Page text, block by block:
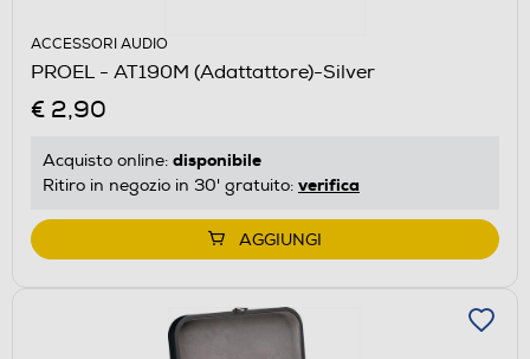
ACCESSORI AUDIO
PROEL - AT190M (Adattattore)-Silver
€ 2,90
Acquisto online: disponibile
Ritiro in negozio in 30' gratuito: verifica
AGGIUNGI